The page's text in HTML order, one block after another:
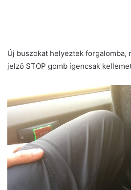
Új buszokat helyeztek forgalomba,
jelző STOP gomb igencsak